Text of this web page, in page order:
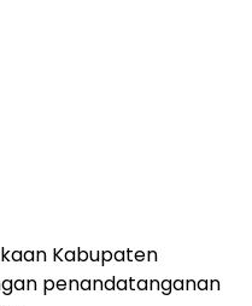
Kabupaten
penandatanganan